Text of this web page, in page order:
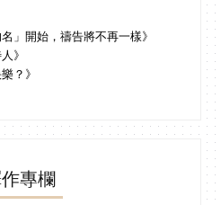
」開始，禱告將不再一樣》
》
？》
專欄